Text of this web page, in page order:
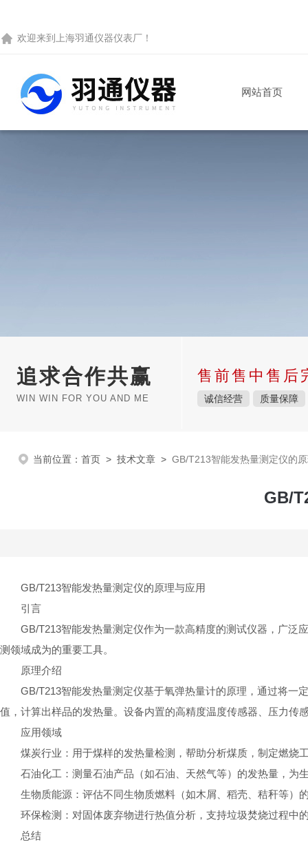
欢迎来到 上海羽通仪器仪表厂 ！
网站首页
追求合作共赢
WIN WIN FOR YOU AND ME
售前售中售后
诚信经营 质量保障
当前位置： 首页 > 技术文章 > GB/T213智能发热量测定仪的
GB/
GB/T213智能发热量测定仪的原理与应用
引言
GB/T213智能发热量测定仪作为一款高精度的测试仪器，广泛
测领域成为的重要工具。
原理介绍
GB/T213智能发热量测定仪基于氧弹热量计的原理，通过将一
值，计算出样品的发热量。设备内置的高精度温度传感器、压力传
应用领域
煤炭行业：用于煤样的发热量检测，帮助分析煤质，制定燃烧
石油化工：测量石油产品（如石油、天然气等）的发热量，为
生物质能源：评估不同生物质燃料（如木屑、稻壳、秸秆等）
环保检测：对固体废弃物进行热值分析，支持垃圾焚烧过程中
总结